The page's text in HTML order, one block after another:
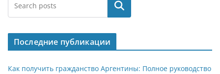
Поиск
Последние публикации
Как получить гражданство Аргентины: Полное руководство